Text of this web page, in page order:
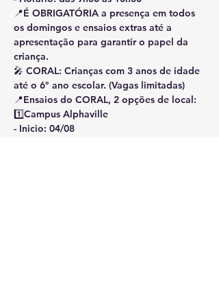
📍É OBRIGATÓRIA a presença em todos
os domingos e ensaios extras até a
apresentação para garantir o papel da
criança.
🎤 CORAL: Crianças com 3 anos de idade
até o 6° ano escolar. (Vagas limitadas)
📍Ensaios do CORAL, 2 opções de local:
1️⃣Campus Alphaville
- Inicio: 04/08